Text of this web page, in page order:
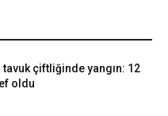
tavuk çiftliğinde yangın: 12
oldu